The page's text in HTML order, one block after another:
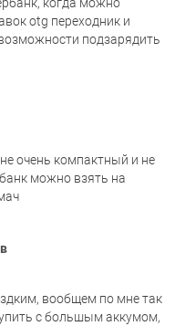
otg переходник и
подзарядить
очень компактный и не
можно взять на
вообщем по мне так
с большым аккумом,